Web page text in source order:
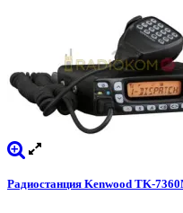
Радиостанция Kenwood TK-